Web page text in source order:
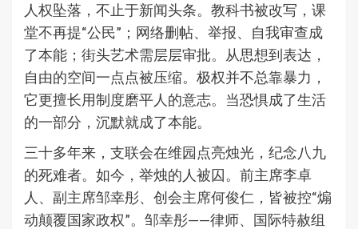
人权坠落，不止于新闻头条。教科书被改写，课
堂不再提“公民”；网络删帖、举报、自我审查成
了本能；街头艺术需层层审批。从思想到表达，
自由的空间一点点被压缩。极权并不总靠暴力，
它更擅长用制度磨平人的意志。当恐惧成了生活
的一部分，沉默就成了本能。
三十多年来，支联会在维园点亮烛光，纪念八九
的死难者。如今，举烛的人被囚。前主席李卓
人、副主席邹幸彤、创会主席何俊仁，皆被控“煽
动颠覆国家政权”。邹幸彤——律师、国际特赦组